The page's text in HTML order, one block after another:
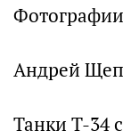
Андрей
Танки Т-34